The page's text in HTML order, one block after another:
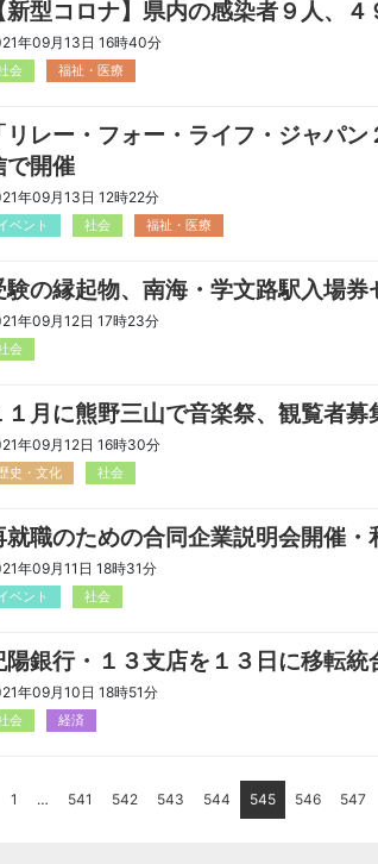
【新型コロナ】県内の感染者９人、
年09月13日 16時40分
会 福祉・医療
リレー・フォー・ライフ・ジャパ
で開催
年09月13日 12時22分
ベント 社会 福祉・医療
験の縁起物、南海・学文路駅入場
年09月12日 17時23分
会
１月に熊野三山で音楽祭、観覧者募
年09月12日 16時30分
史・文化 社会
就職のための合同企業説明会開催・
年09月11日 18時31分
ベント 社会
陽銀行・１３支店を１３日に移転統
年09月10日 18時51分
会 経済
1 … 541 542 543 544 545 546 547